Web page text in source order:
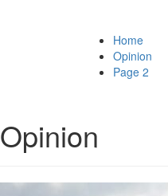
Home
Opinion
Page 2
Opinion